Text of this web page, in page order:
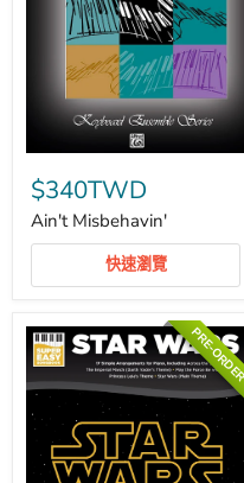
Ain't
Misbehavin'
$340TWD
Ain't Misbehavin'
快速瀏覽
PRE-